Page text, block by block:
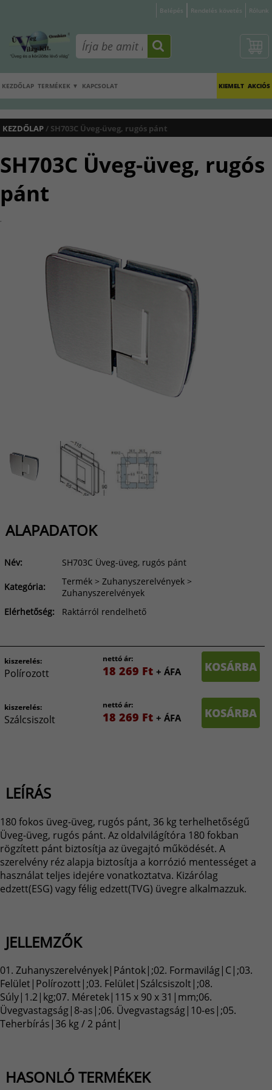
Rólunk
Rendelés követés
Belépés
KEZDŐLAP TERMÉKEK ▼ KAPCSOLAT AKCIÓS
KIEMELT
KEZDŐLAP/ SH703C Üveg-üveg, rugós pánt
SH703C Üveg-üveg, rugós
pánt
.
ALAPADATOK
Név: SH703C Üveg-üveg, rugós pánt
Kategória:
Termék > Zuhanyszerelvények >
Zuhanyszerelvények
Elérhetőség:
Raktárról rendelhető
kiszerelés:
Polírozott
nettó ár:
18 269 Ft + ÁFA KOSÁRBA
kiszerelés:
Szálcsiszolt
nettó ár:
18 269 Ft + ÁFA KOSÁRBA
LEÍRÁS
180 fokos üveg-üveg, rugós pánt, 36 kg terhelhetőségű
Üveg-üveg, rugós pánt. Az oldalvilágítóra 180 fokban
rögzített pánt biztosítja az üvegajtó működését. A
szerelvény réz alapja biztosítja a korrózió mentességet a
használat teljes idejére vonatkoztatva. Kizárólag
edzett(ESG) vagy félig edzett(TVG) üvegre alkalmazzuk.
JELLEMZŐK
01. Zuhanyszerelvények|Pántok|;02. Formavilág|C|;03.
Felület|Polírozott|;03. Felület|Szálcsiszolt|;08.
Súly|1.2|kg;07. Méretek|115 x 90 x 31|mm;06.
Üvegvastagság|8-as|;06. Üvegvastagság|10-es|;05.
Teherbírás|36 kg / 2 pánt|
HASONLÓ TERMÉKEK